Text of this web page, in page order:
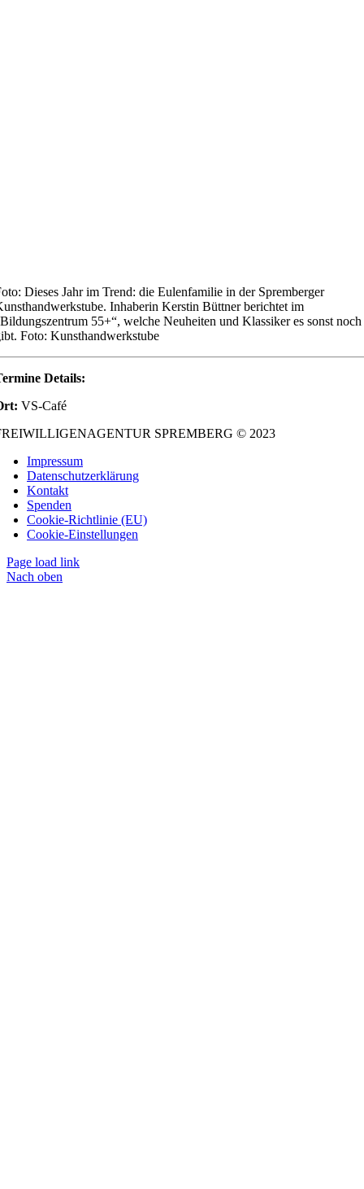
Dieses Jahr im Trend: die Eulenfamilie in der Spremberger
Inhaberin Kerstin Büttner berichtet im
55+“, welche Neuheiten und Klassiker es sonst noch
Foto: Kunsthandwerkstube
Details:
VS-Café
SPREMBERG © 2023
Impressum
Datenschutzerklärung
Kontakt
Spenden
Cookie-Richtlinie (EU)
Cookie-Einstellungen
Page load link
Nach oben